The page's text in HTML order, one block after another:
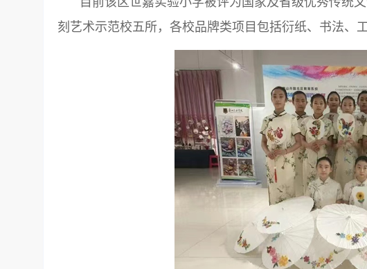
刻艺术示范校五所，各校品牌类项目包括衍纸、书法、